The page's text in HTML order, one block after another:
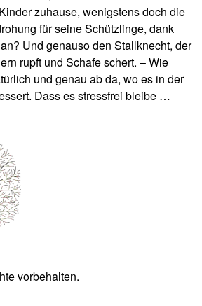
zuhause, wenigstens doch die
für seine Schützlinge, dank
Und genauso den Stallknecht, der
rupft und Schafe schert. – Wie
und genau ab da, wo es in der
Dass es stressfrei bleibe …
vorbehalten.